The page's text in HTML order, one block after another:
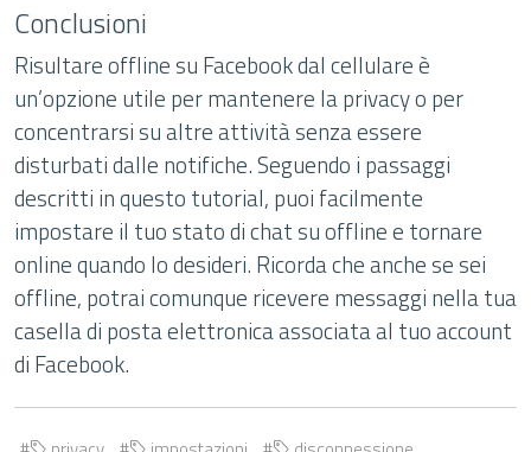
Conclusioni
Risultare offline su Facebook dal cellulare è
un’opzione utile per mantenere la privacy o per
concentrarsi su altre attività senza essere
disturbati dalle notifiche. Seguendo i passaggi
descritti in questo tutorial, puoi facilmente
impostare il tuo stato di chat su offline e tornare
online quando lo desideri. Ricorda che anche se sei
offline, potrai comunque ricevere messaggi nella tua
casella di posta elettronica associata al tuo account
di Facebook.